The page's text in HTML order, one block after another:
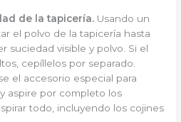
de la tapicería. Usando un
el polvo de la tapicería hasta
suciedad visible y polvo. Si el
cepíllelos por separado.
el accesorio especial para
aspire por completo los
todo, incluyendo los cojines